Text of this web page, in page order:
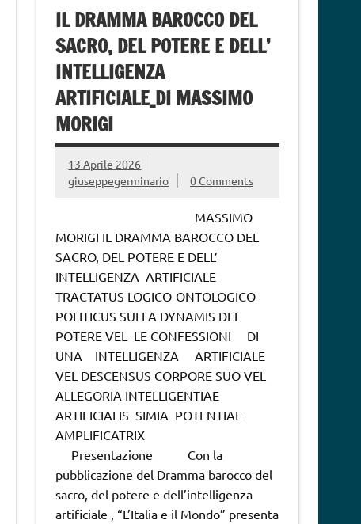
IL DRAMMA BAROCCO DEL
SACRO, DEL POTERE E DELL’
INTELLIGENZA
ARTIFICIALE_DI MASSIMO
MORIGI
13 Aprile 2026
giuseppegerminario
0 Comments
MASSIMO
MORIGI IL DRAMMA BAROCCO DEL
SACRO, DEL POTERE E DELL’
INTELLIGENZA ARTIFICIALE
TRACTATUS LOGICO-ONTOLOGICO-
POLITICUS SULLA DYNAMIS DEL
POTERE VEL LE CONFESSIONI DI
UNA INTELLIGENZA ARTIFICIALE
VEL DESCENSUS CORPORE SUO VEL
ALLEGORIA INTELLIGENTIAE
ARTIFICIALIS SIMIA POTENTIAE
AMPLIFICATRIX
Presentazione Con la
pubblicazione del Dramma barocco del
sacro, del potere e dell’intelligenza
artificiale , “L’Italia e il Mondo” presenta